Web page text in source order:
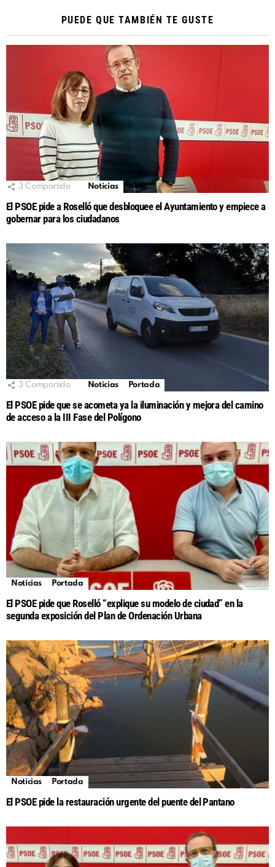
PUEDE QUE TAMBIÉN TE GUSTE
3 Compartido Noticias
El PSOE pide a Roselló que desbloquee el Ayuntamiento y empiece a
gobernar para los ciudadanos
3 Compartido Noticias Portada
El PSOE pide que se acometa ya la iluminación y mejora del camino
de acceso a la III Fase del Polígono
Noticias Portada
El PSOE pide que Roselló “explique su modelo de ciudad” en la
segunda exposición del Plan de Ordenación Urbana
Noticias Portada
El PSOE pide la restauración urgente del puente del Pantano